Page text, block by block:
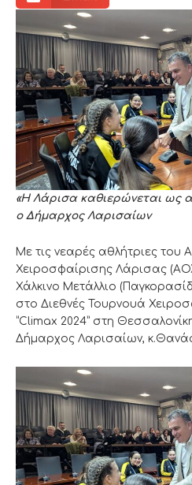
«Η Λάρισα καθιερώνεται ως
ο Δήμαρχος Λαρισαίων
Με τις νεαρές αθλήτριες του
Χειροσφαίρισης Λάρισας
Χάλκινο Μετάλλιο
στο Διεθνές Τουρνουά
“Climax 2024” στη
Δήμαρχος Λαρισαίων,